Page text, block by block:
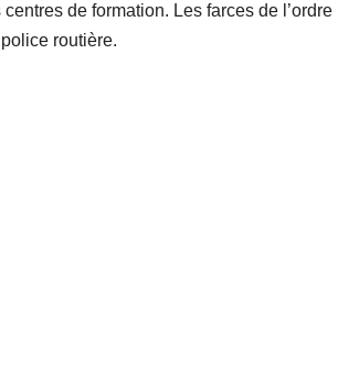
de formation. Les farces de l’ordre
routière.